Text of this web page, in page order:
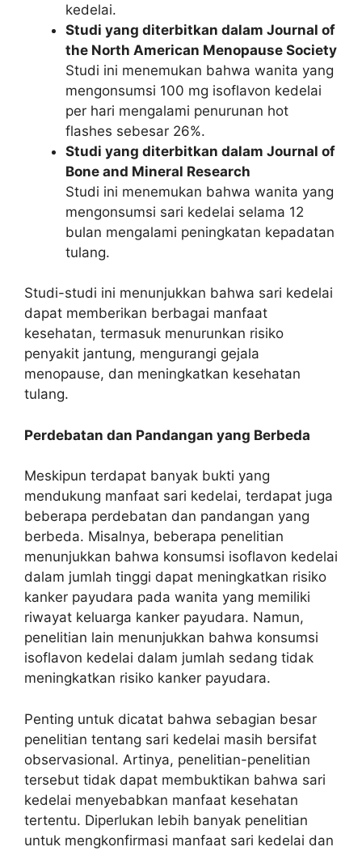
kedelai.
Studi yang diterbitkan dalam Journal of
the North American Menopause Society
Studi ini menemukan bahwa wanita yang
mengonsumsi 100 mg isoflavon kedelai
per hari mengalami penurunan hot
flashes sebesar 26%.
Studi yang diterbitkan dalam Journal of
Bone and Mineral Research
Studi ini menemukan bahwa wanita yang
mengonsumsi sari kedelai selama 12
bulan mengalami peningkatan kepadatan
tulang.
Studi-studi ini menunjukkan bahwa sari kedelai
dapat memberikan berbagai manfaat
kesehatan, termasuk menurunkan risiko
penyakit jantung, mengurangi gejala
menopause, dan meningkatkan kesehatan
tulang.
Perdebatan dan Pandangan yang Berbeda
Meskipun terdapat banyak bukti yang
mendukung manfaat sari kedelai, terdapat juga
beberapa perdebatan dan pandangan yang
berbeda. Misalnya, beberapa penelitian
menunjukkan bahwa konsumsi isoflavon kedelai
dalam jumlah tinggi dapat meningkatkan risiko
kanker payudara pada wanita yang memiliki
riwayat keluarga kanker payudara. Namun,
penelitian lain menunjukkan bahwa konsumsi
isoflavon kedelai dalam jumlah sedang tidak
meningkatkan risiko kanker payudara.
Penting untuk dicatat bahwa sebagian besar
penelitian tentang sari kedelai masih bersifat
observasional. Artinya, penelitian-penelitian
tersebut tidak dapat membuktikan bahwa sari
kedelai menyebabkan manfaat kesehatan
tertentu. Diperlukan lebih banyak penelitian
untuk mengkonfirmasi manfaat sari kedelai dan